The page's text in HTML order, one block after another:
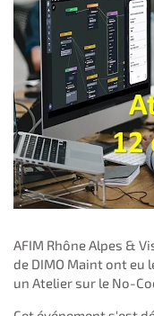
AFIM Rhône Alpes &
de DIMO Maint ont eu
un Atelier sur le No-